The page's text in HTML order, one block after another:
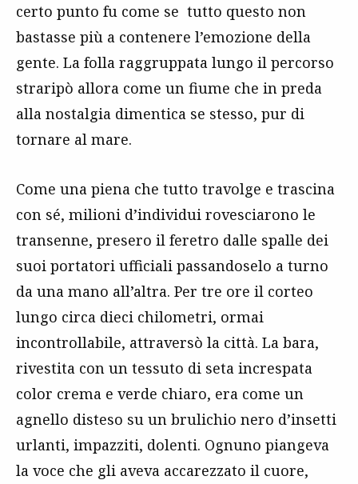
certo punto fu come se tutto questo non
bastasse più a contenere l’emozione della
gente. La folla raggruppata lungo il percorso
straripò allora come un fiume che in preda
alla nostalgia dimentica se stesso, pur di
tornare al mare.
Come una piena che tutto travolge e trascina
con sé, milioni d’individui rovesciarono le
transenne, presero il feretro dalle spalle dei
suoi portatori ufficiali passandoselo a turno
da una mano all’altra. Per tre ore il corteo
lungo circa dieci chilometri, ormai
incontrollabile, attraversò la città. La bara,
rivestita con un tessuto di seta increspata
color crema e verde chiaro, era come un
agnello disteso su un brulichio nero d’insetti
urlanti, impazziti, dolenti. Ognuno piangeva
la voce che gli aveva accarezzato il cuore,